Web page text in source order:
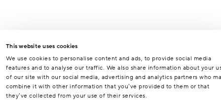
This website uses cookies
We use cookies to personalise content and ads, to provide social media
features and to analyse our traffic. We also share information about your
of our site with our social media, advertising and analytics partners who
combine it with other information that you’ve provided to them or that
they’ve collected from your use of their services.